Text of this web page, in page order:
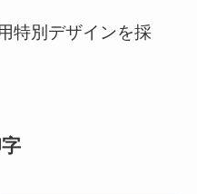
特別デザインを採